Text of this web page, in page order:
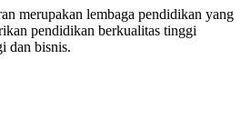
merupakan lembaga pendidikan yang
pendidikan berkualitas tinggi
dan bisnis.